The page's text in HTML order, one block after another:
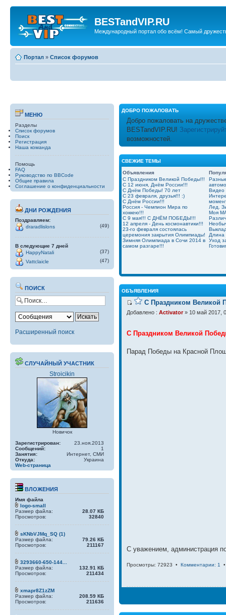
BESTandVIP.RU
Международный портал обо всём! Самый
Портал » Список форумов
МЕНЮ
Разделы
Список форумов
Поиск
Регистрация
Наша команда
Помощь
FAQ
Руководство по BBCode
Общие правила
Соглашение о конфиденциальности
ДНИ РОЖДЕНИЯ
Поздравляем:
draradlislons
(49)
В следующие 7 дней
HappyNatali
(37)
Vattclaicle
(47)
ПОИСК
Расширенный поиск
СЛУЧАЙНЫЙ УЧАСТНИК
Stroicikin
Новичок
Зарегистрирован:
23.ноя.2013
Сообщений:
1
Занятия:
Интернет, СМИ
Откуда:
Украина
Web-страница
ВЛОЖЕНИЯ
Имя файла
logo-small
Размер файла:
28.07 КБ
Просмотров:
32840
sKNbVJMq_SQ (1)
Размер файла:
79.26 КБ
Просмотров:
211167
3293660-650-144...
Размер файла:
132.91 КБ
Просмотров:
211434
xmapr8Z1zZM
Размер файла:
208.59 КБ
Просмотров:
211636
ДОБРО ПОЖАЛОВАТЬ
Добро пожаловать на
BESTandVIP.RU!
возможностей.
СВЕЖИЕ ТЕМЫ
Объявления
С Праздником Великой Победы!!!
С 12 июня, Днём России!!!
С Днём Победы! 70 лет
С 23 февраля, друзья!!! :)
С Днём России!!!
Россия - Чемпион Мира по
хоккею!!!
С 9 мая!!! С ДНЁМ ПОБЕДЫ!!!
12 апреля - День космонавтики!!!
23-го февраля состоялась
церемония закрытия Олимпиады!
Зимняя Олимпиада в Сочи 2014 в
самом разгаре!!!
Видео
Лед.
Моя
Длина
Уход
ОБЪЯВЛЕНИЯ
С Праздником Великой
Добавлено : Activator» 10 май 2017,
С Праздником Великой
Парад Победы на Красной
С уважением, администрация
Просмотры: 72923 • Комментарии: 1